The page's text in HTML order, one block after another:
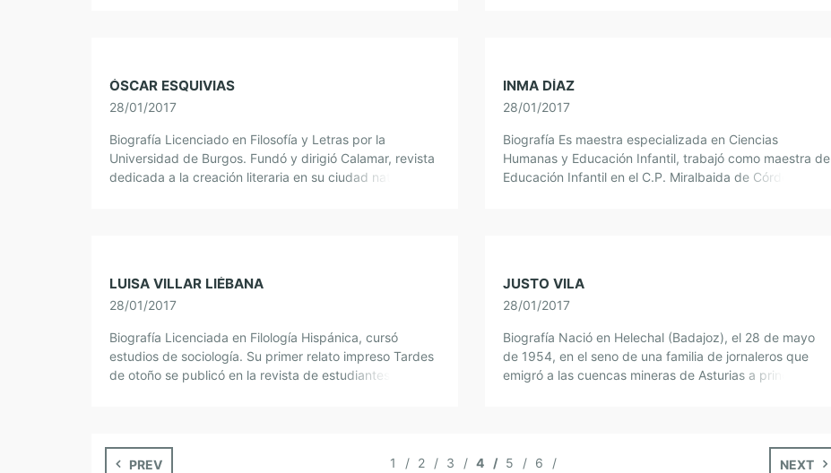
ÓSCAR ESQUIVIAS
28/01/2017
Biografía Licenciado en Filosofía y Letras por la
Universidad de Burgos. Fundó y dirigió Calamar, revista
dedicada a la creación literaria en su ciudad natal. Sus
INMA DÍAZ
28/01/2017
Biografía Es maestra especializada en Ciencias
Humanas y Educación Infantil, trabajó como maestra de
Educación Infantil en el C.P. Miralbaida de Córdoba.
LUISA VILLAR LIÉBANA
28/01/2017
Biografía Licenciada en Filología Hispánica, cursó
estudios de sociología. Su primer relato impreso Tardes
de otoño se publicó en la revista de estudiantes Juan
JUSTO VILA
28/01/2017
Biografía Nació en Helechal (Badajoz), el 28 de mayo
de 1954, en el seno de una familia de jornaleros que
emigró a las cuencas mineras de Asturias a principios
PREV 1 2 3 4 5 6 NEXT